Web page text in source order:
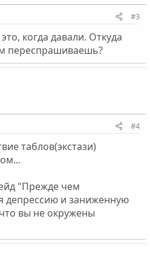
#3
когда давали. Откуда
переспрашиваешь?
#4
таблов(экстази)
"Прежде чем
депрессию и заниженную
вы не окружены